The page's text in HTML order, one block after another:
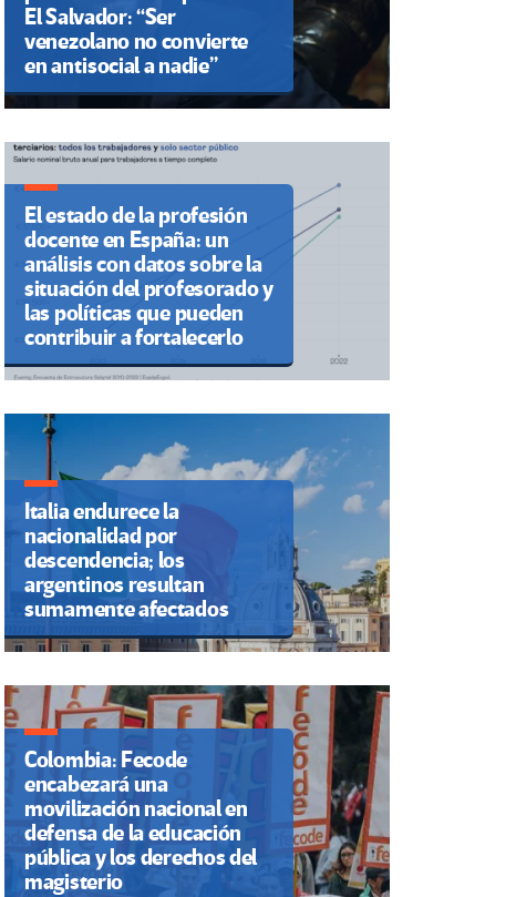
El Salvador: “Ser
venezolano no convierte
en antisocial a nadie”
El estado de la profesión
docente en España: un
análisis con datos sobre la
situación del profesorado y
las políticas que pueden
contribuir a fortalecerlo
Italia endurece la
nacionalidad por
descendencia; los
argentinos resultan
sumamente afectados
Colombia: Fecode
encabezará una
movilización nacional en
defensa de la educación
pública y los derechos del
magisterio